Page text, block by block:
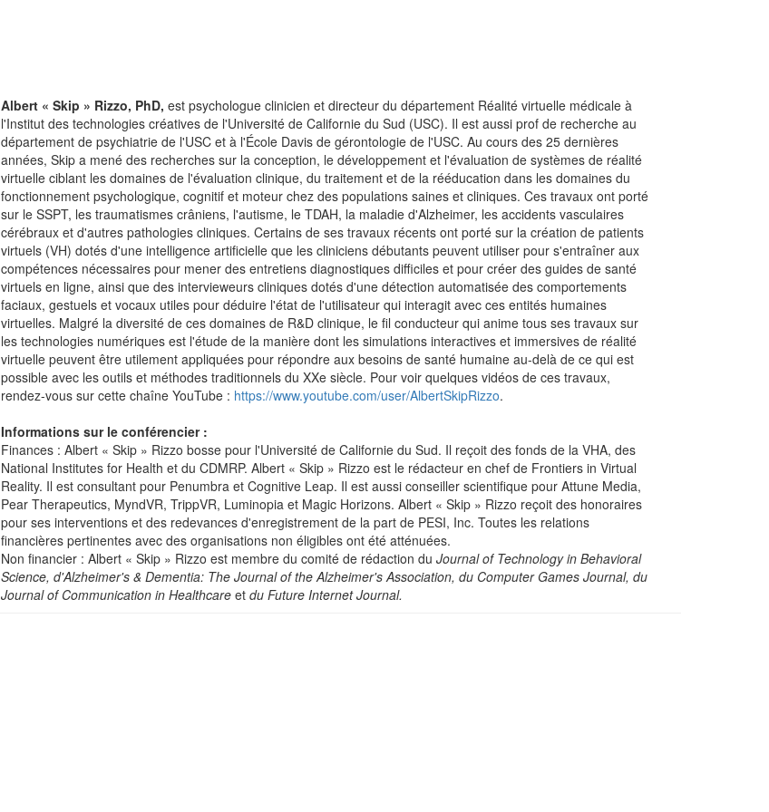
Albert « Skip » Rizzo, PhD, est psychologue clinicien et directeur du département Réalité virtuelle médicale à
l'Institut des technologies créatives de l'Université de Californie du Sud (USC). Il est aussi prof de recherche au
département de psychiatrie de l'USC et à l'École Davis de gérontologie de l'USC. Au cours des 25 dernières
années, Skip a mené des recherches sur la conception, le développement et l'évaluation de systèmes de réalité
virtuelle ciblant les domaines de l'évaluation clinique, du traitement et de la rééducation dans les domaines du
fonctionnement psychologique, cognitif et moteur chez des populations saines et cliniques. Ces travaux ont porté
sur le SSPT, les traumatismes crâniens, l'autisme, le TDAH, la maladie d'Alzheimer, les accidents vasculaires
cérébraux et d'autres pathologies cliniques. Certains de ses travaux récents ont porté sur la création de patients
virtuels (VH) dotés d'une intelligence artificielle que les cliniciens débutants peuvent utiliser pour s'entraîner aux
compétences nécessaires pour mener des entretiens diagnostiques difficiles et pour créer des guides de santé
virtuels en ligne, ainsi que des intervieweurs cliniques dotés d'une détection automatisée des comportements
faciaux, gestuels et vocaux utiles pour déduire l'état de l'utilisateur qui interagit avec ces entités humaines
virtuelles. Malgré la diversité de ces domaines de R&D clinique, le fil conducteur qui anime tous ses travaux sur
les technologies numériques est l'étude de la manière dont les simulations interactives et immersives de réalité
virtuelle peuvent être utilement appliquées pour répondre aux besoins de santé humaine au-delà de ce qui est
possible avec les outils et méthodes traditionnels du XXe siècle. Pour voir quelques vidéos de ces travaux,
rendez-vous sur cette chaîne YouTube : https://www.youtube.com/user/AlbertSkipRizzo.
Informations sur le conférencier :
Finances : Albert « Skip » Rizzo bosse pour l'Université de Californie du Sud. Il reçoit des fonds de la VHA, des
National Institutes for Health et du CDMRP. Albert « Skip » Rizzo est le rédacteur en chef de Frontiers in Virtual
Reality. Il est consultant pour Penumbra et Cognitive Leap. Il est aussi conseiller scientifique pour Attune Media,
Pear Therapeutics, MyndVR, TrippVR, Luminopia et Magic Horizons. Albert « Skip » Rizzo reçoit des honoraires
pour ses interventions et des redevances d'enregistrement de la part de PESI, Inc. Toutes les relations
financières pertinentes avec des organisations non éligibles ont été atténuées.
Non financier : Albert « Skip » Rizzo est membre du comité de rédaction du Journal of Technology in Behavioral
Science, d'Alzheimer's & Dementia: The Journal of the Alzheimer's Association, du Computer Games Journal, du
Journal of Communication in Healthcare et du Future Internet Journal.